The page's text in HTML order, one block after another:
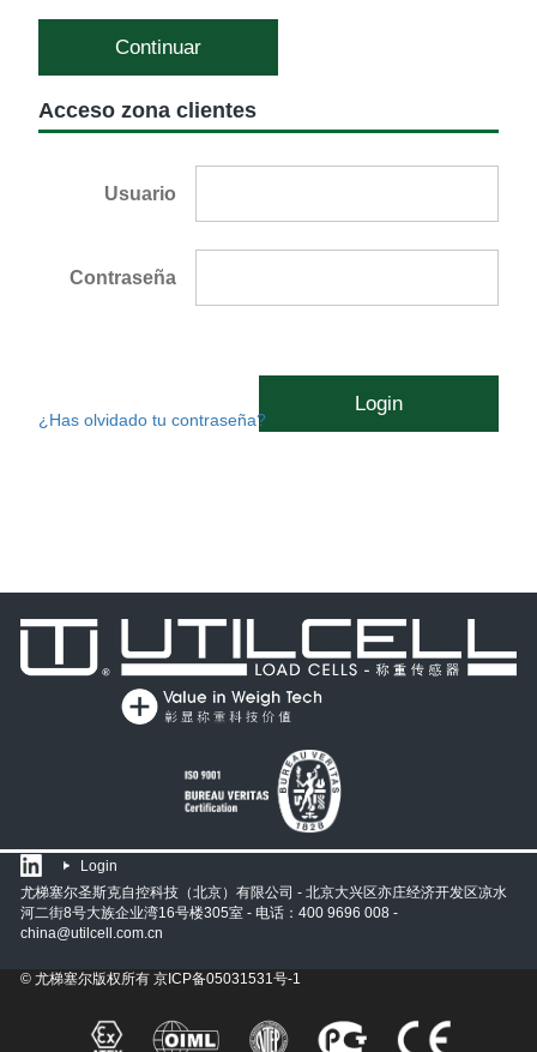
Continuar
Acceso zona clientes
Usuario
Contraseña
Login
¿Has olvidado tu contraseña?
Login
尤梯塞尔圣斯克自控科技（北京）有限公司 - 北京大兴区亦庄经济开发区凉水
河二街8号大族企业湾16号楼305室 - 电话：400 9696 008 -
china@utilcell.com.cn
© 尤梯塞尔版权所有 京ICP备05031531号-1